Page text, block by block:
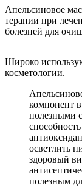
Апельсиновое
терапии при
болезней для
Широко
косметологии.
компонент
полезными
осветлить
здоровый
полезным